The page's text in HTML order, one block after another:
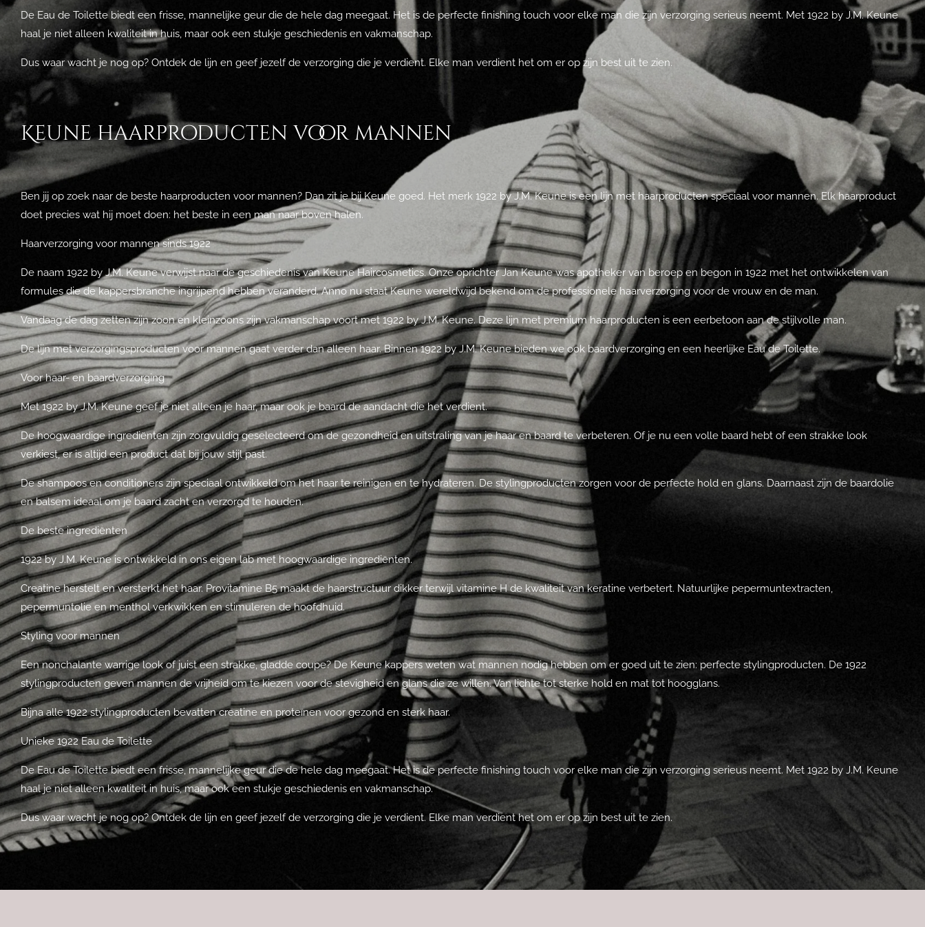
De Eau de Toilette biedt een frisse, mannelijke geur die de hele dag meegaat. Het is de perfecte finishing touch voor elke man die zijn verzorging serieus neemt. Met 1922 by J.M. Keune
haal je niet alleen kwaliteit in huis, maar ook een stukje geschiedenis en vakmanschap.
Dus waar wacht je nog op? Ontdek de lijn en geef jezelf de verzorging die je verdient. Elke man verdient het om er op zijn best uit te zien.
Keune haarproducten voor mannen
Ben jij op zoek naar de beste haarproducten voor mannen? Dan zit je bij Keune goed. Het merk 1922 by J.M. Keune is een lijn met haarproducten speciaal voor mannen. Elk haarproduct
doet precies wat hij moet doen: het beste in een man naar boven halen.
Haarverzorging voor mannen sinds 1922
De naam 1922 by J.M. Keune verwijst naar de geschiedenis van Keune Haircosmetics. Onze oprichter Jan Keune was apotheker van beroep en begon in 1922 met het ontwikkelen van
formules die de kappersbranche ingrijpend hebben veranderd. Anno nu staat Keune wereldwijd bekend om de professionele haarverzorging voor de vrouw en de man.
Vandaag de dag zetten zijn zoon en kleinzoons zijn vakmanschap voort met 1922 by J.M. Keune. Deze lijn met premium haarproducten is een eerbetoon aan de stijlvolle man.
De lijn met verzorgingsproducten voor mannen gaat verder dan alleen haar. Binnen 1922 by J.M. Keune bieden we ook baardverzorging en een heerlijke Eau de Toilette.
Voor haar- en baardverzorging
Met 1922 by J.M. Keune geef je niet alleen je haar, maar ook je baard de aandacht die het verdient.
De hoogwaardige ingrediënten zijn zorgvuldig geselecteerd om de gezondheid en uitstraling van je haar en baard te verbeteren. Of je nu een volle baard hebt of een strakke look
verkiest, er is altijd een product dat bij jouw stijl past.
De shampoos en conditioners zijn speciaal ontwikkeld om het haar te reinigen en te hydrateren. De stylingproducten zorgen voor de perfecte hold en glans. Daarnaast zijn de baardolie
en balsem ideaal om je baard zacht en verzorgd te houden.
De beste ingrediënten
1922 by J.M. Keune is ontwikkeld in ons eigen lab met hoogwaardige ingrediënten.
Creatine herstelt en versterkt het haar. Provitamine B5 maakt de haarstructuur dikker terwijl vitamine H de kwaliteit van keratine verbetert. Natuurlijke pepermuntextracten,
pepermuntolie en menthol verkwikken en stimuleren de hoofdhuid.
Styling voor mannen
Een nonchalante warrige look of juist een strakke, gladde coupe? De Keune kappers weten wat mannen nodig hebben om er goed uit te zien: perfecte stylingproducten. De 1922
stylingproducten geven mannen de vrijheid om te kiezen voor de stevigheid en glans die ze willen. Van lichte tot sterke hold en mat tot hoogglans.
Bijna alle 1922 stylingproducten bevatten creatine en proteïnen voor gezond en sterk haar.
Unieke 1922 Eau de Toilette
De Eau de Toilette biedt een frisse, mannelijke geur die de hele dag meegaat. Het is de perfecte finishing touch voor elke man die zijn verzorging serieus neemt. Met 1922 by J.M. Keune
haal je niet alleen kwaliteit in huis, maar ook een stukje geschiedenis en vakmanschap.
Dus waar wacht je nog op? Ontdek de lijn en geef jezelf de verzorging die je verdient. Elke man verdient het om er op zijn best uit te zien.